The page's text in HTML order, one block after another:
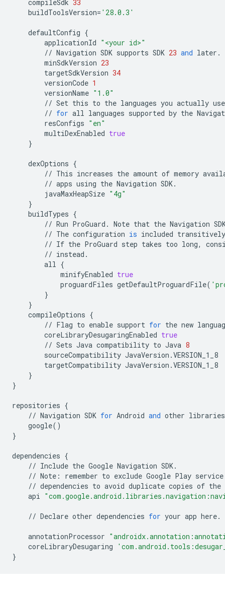
compileSdk 33
buildToolsVersion= '28.0.3'
defaultConfig {
applicationId "<your id>"
// Navigation SDK supports SDK 23 and later .
minSdkVersion 23
targetSdkVersion 34
versionCode 1
versionName "1.0"
// Set this to the languages you actually use
// for all languages supported by the
resConfigs "en"
multiDexEnabled true
}
dexOptions {
// This increases the amount of memory
// apps using the Navigation SDK.
javaMaxHeapSize "4g"
}
buildTypes {
// Run ProGuard . Note that the Navigation
// The configuration is included transitively
// If the ProGuard step takes too long,
// instead .
all {
minifyEnabled true
proguardFiles getDefaultProguardFile(
}
}
compileOptions {
// Flag to enable support for the new
coreLibraryDesugaringEnabled true
// Sets Java compatibility to Java 8
sourceCompatibility JavaVersion .VERSION_1_8
targetCompatibility JavaVersion .VERSION_1_8
}
}
repositories {
// Navigation SDK for Android and other libraries
google()
}
dependencies {
// Include the Google Navigation SDK.
// Note : remember to exclude Google Play service
// dependencies to avoid duplicate copies of the
api
// Declare other dependencies for your app here.
annotationProcessor
coreLibraryDesugaring
}